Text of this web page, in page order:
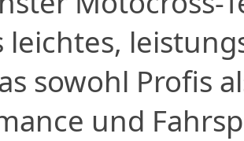
leichtes,
sowohl Profis
und